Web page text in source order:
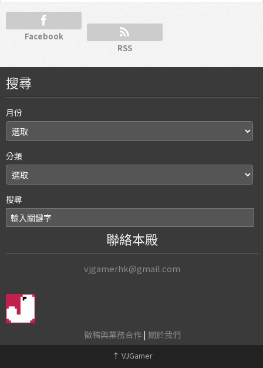
Facebook
RSS
搜尋
月份
分類
搜尋
聯絡本殿
vjgamerhk@gmail.com
徵稿與業務合作| 關於我們
↑ VJGamer